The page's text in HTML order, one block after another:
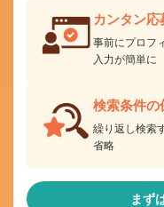
カンタン応
事前にプロフ
入力が簡単に
検索条件の
繰り返し検索
省略
まず